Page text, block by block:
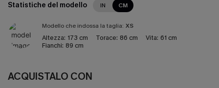
Statistiche del modello IN CM
Modello che indossa la taglia: XS
Altezza: 173 cm Torace: 86 cm Vita: 61 cm
Fianchi: 89 cm
ACQUISTALO CON